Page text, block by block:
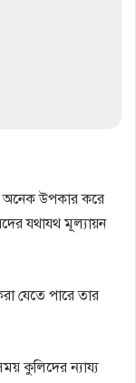
অনেক উপকার করে
যথাযথ মূল্যায়ন
যেতে পারে তার
কুলিদের ন্যায্য